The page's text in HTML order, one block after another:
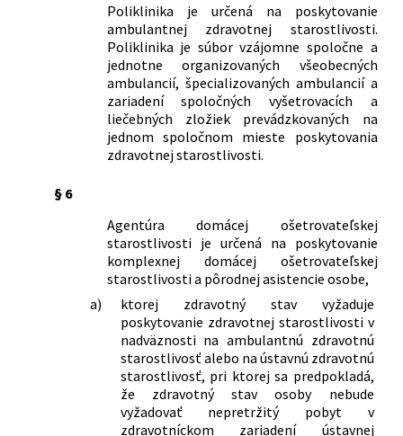
Poliklinika je určená na poskytovanie
ambulantnej zdravotnej starostlivosti.
Poliklinika je súbor vzájomne spoločne a
jednotne organizovaných všeobecných
ambulancií, špecializovaných ambulancií a
zariadení spoločných vyšetrovacích a
liečebných zložiek prevádzkovaných na
jednom spoločnom mieste poskytovania
zdravotnej starostlivosti.
§ 6
Agentúra domácej ošetrovateľskej
starostlivosti je určená na poskytovanie
komplexnej domácej ošetrovateľskej
starostlivosti a pôrodnej asistencie osobe,
a)
ktorej zdravotný stav vyžaduje
poskytovanie zdravotnej starostlivosti v
nadväznosti na ambulantnú zdravotnú
starostlivosť alebo na ústavnú zdravotnú
starostlivosť, pri ktorej sa predpokladá,
že zdravotný stav osoby nebude
vyžadovať nepretržitý pobyt v
zdravotníckom zariadení ústavnej